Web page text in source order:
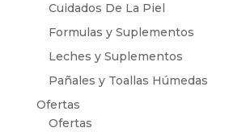
Cuidados De La Piel
Formulas y Suplementos
Leches y Suplementos
Pañales y Toallas Húmedas
Ofertas
Ofertas